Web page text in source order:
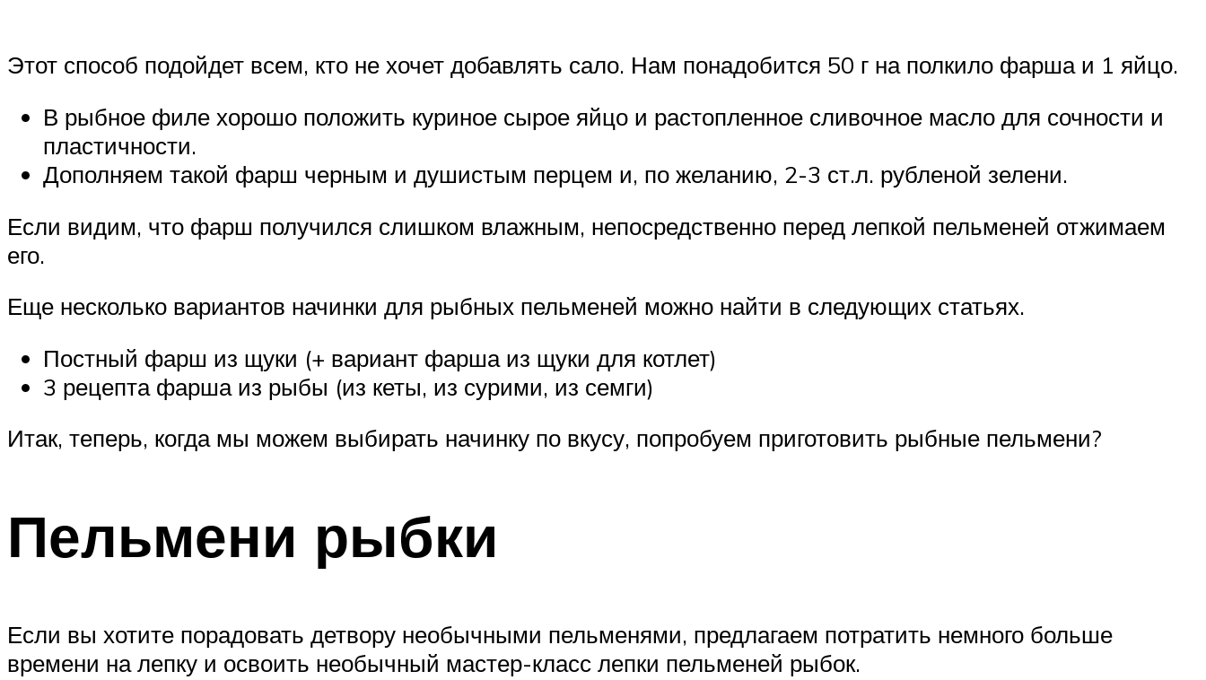
Этот способ подойдет всем, кто не хочет добавлять сало. Нам понадобится 50 г на полкило фарша и 1 яйцо.
В рыбное филе хорошо положить куриное сырое яйцо и растопленное сливочное масло для сочности и
пластичности.
Дополняем такой фарш черным и душистым перцем и, по желанию, 2-3 ст.л. рубленой зелени.
Если видим, что фарш получился слишком влажным, непосредственно перед лепкой пельменей отжимаем
его.
Еще несколько вариантов начинки для рыбных пельменей можно найти в следующих статьях.
Постный фарш из щуки (+ вариант фарша из щуки для котлет)
3 рецепта фарша из рыбы (из кеты, из сурими, из семги)
Итак, теперь, когда мы можем выбирать начинку по вкусу, попробуем приготовить рыбные пельмени?
Пельмени рыбки
Если вы хотите порадовать детвору необычными пельменями, предлагаем потратить немного больше
времени на лепку и освоить необычный мастер-класс лепки пельменей рыбок.